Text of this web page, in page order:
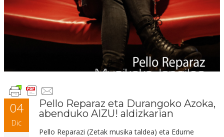
04
Dic
Pello Reparaz eta Durangoko Azoka,
abenduko AIZU! aldizkarian
Pello Reparazi (Zetak musika taldea) eta Edurne